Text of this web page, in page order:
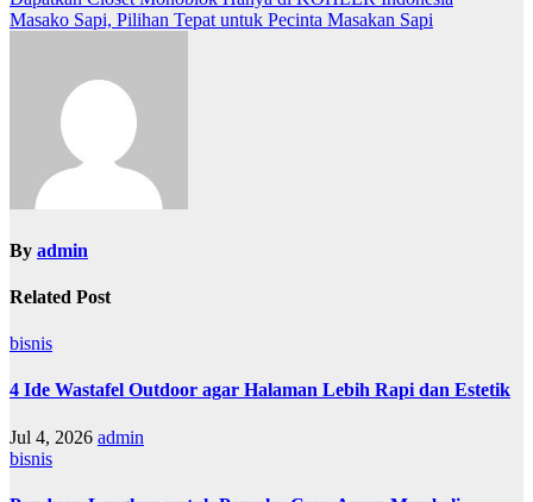
navigation
Masako Sapi, Pilihan Tepat untuk Pecinta Masakan Sapi
By admin
Related Post
bisnis
4 Ide Wastafel Outdoor agar Halaman Lebih Rapi dan Estetik
Jul 4, 2026 admin
bisnis